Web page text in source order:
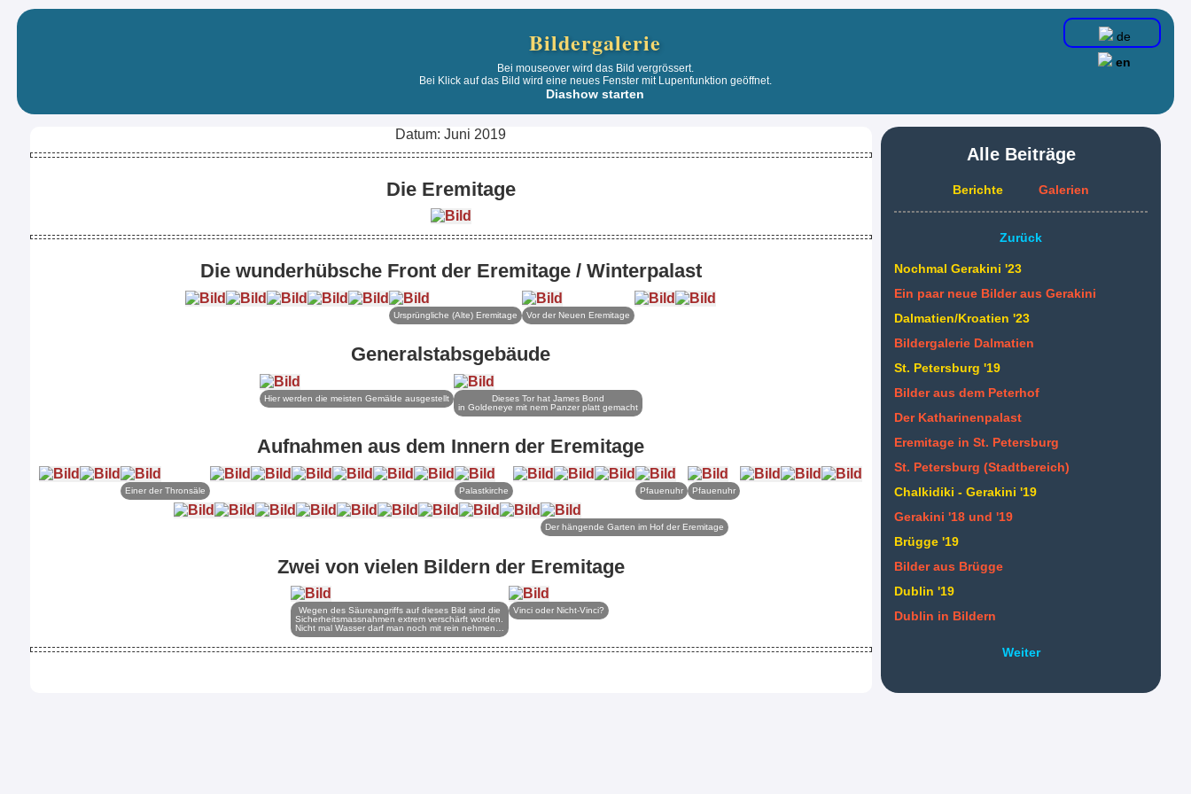
Bildergalerie
Bei mouseover wird das Bild vergrössert.
Bei Klick auf das Bild wird eine neues Fenster mit Lupenfunktion geöffnet.
Diashow starten
de
en
Datum: Juni 2019
Die Eremitage
Die wunderhübsche Front der Eremitage / Winterpalast
Ursprüngliche (Alte) Eremitage Vor der Neuen Eremitage
Generalstabsgebäude
Hier werden die meisten Gemälde ausgestellt
Dieses Tor hat James Bond
in Goldeneye mit nem Panzer platt gemacht
Aufnahmen aus dem Innern der Eremitage
Einer der Thronsäle Palastkirche Pfauenuhr Pfauenuhr
Der hängende Garten im Hof der Eremitage
Zwei von vielen Bildern der Eremitage
Wegen des Säureangriffs auf dieses Bild sind die
Sicherheitsmassnahmen extrem verschärft worden.
Nicht mal Wasser darf man noch mit rein nehmen…
Vinci oder Nicht-Vinci?
Alle Beiträge
Berichte Galerien
Zurück
Nochmal Gerakini '23
Ein paar neue Bilder aus Gerakini
Dalmatien/Kroatien '23
Bildergalerie Dalmatien
St. Petersburg '19
Bilder aus dem Peterhof
Der Katharinenpalast
Eremitage in St. Petersburg
St. Petersburg (Stadtbereich)
Chalkidiki - Gerakini '19
Gerakini '18 und '19
Brügge '19
Bilder aus Brügge
Dublin '19
Dublin in Bildern
Weiter